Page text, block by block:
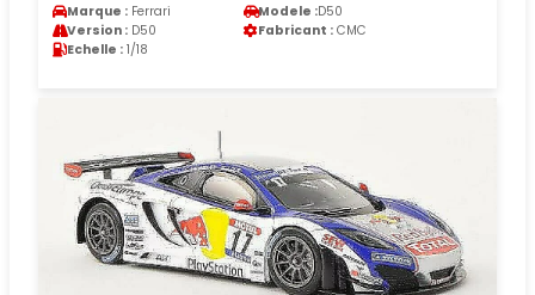
Marque : Ferrari Modele :D50
Version : D50 Fabricant : CMC
Echelle : 1/18